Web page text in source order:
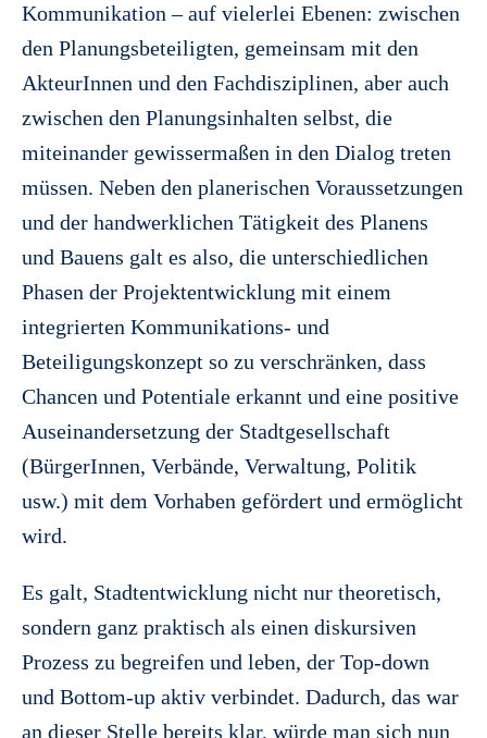
Kommunikation – auf vielerlei Ebenen: zwischen
den Planungsbeteiligten, gemeinsam mit den
AkteurInnen und den Fachdisziplinen, aber auch
zwischen den Planungsinhalten selbst, die
miteinander gewissermaßen in den Dialog treten
müssen. Neben den planerischen Voraussetzungen
und der handwerklichen Tätigkeit des Planens
und Bauens galt es also, die unterschiedlichen
Phasen der Projektentwicklung mit einem
integrierten Kommunikations- und
Beteiligungskonzept so zu verschränken, dass
Chancen und Potentiale erkannt und eine positive
Auseinandersetzung der Stadtgesellschaft
(BürgerInnen, Verbände, Verwaltung, Politik
usw.) mit dem Vorhaben gefördert und ermöglicht
wird.
Es galt, Stadtentwicklung nicht nur theoretisch,
sondern ganz praktisch als einen diskursiven
Prozess zu begreifen und leben, der Top-down
und Bottom-up aktiv verbindet. Dadurch, das war
an dieser Stelle bereits klar, würde man sich nun